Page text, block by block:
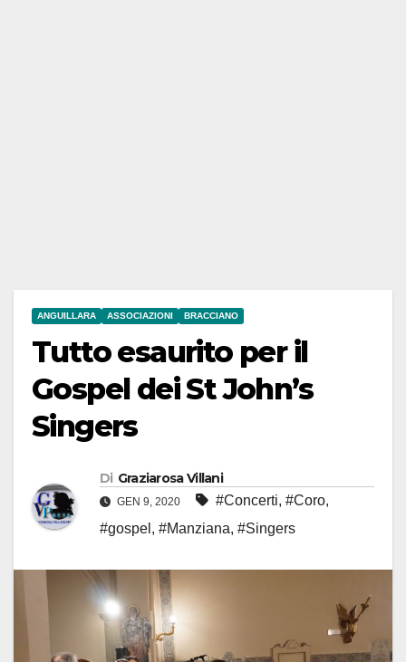
ANGUILLARA ASSOCIAZIONI BRACCIANO
Tutto esaurito per il
Gospel dei St John’s
Singers
Di Graziarosa Villani
GEN 9, 2020 #Concerti, #Coro,
#gospel , #Manziana, #Singers